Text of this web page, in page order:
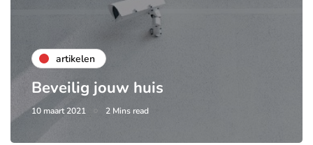
artikelen
Beveilig jouw huis
10 maart 2021 2 Mins read